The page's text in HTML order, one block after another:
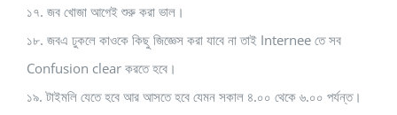
১৭. জব খোজা আগেই শুরু করা ভাল।
১৮. জবএ ঢুকলে কাওকে কিছু জিজ্ঞেস করা যাবে না তাই Internee তে সব
Confusion clear করতে হবে।
১৯. টাইমলি যেতে হবে আর আসতে হবে যেমন সকাল ৪.০০ থেকে ৬.০০ পর্যন্ত।